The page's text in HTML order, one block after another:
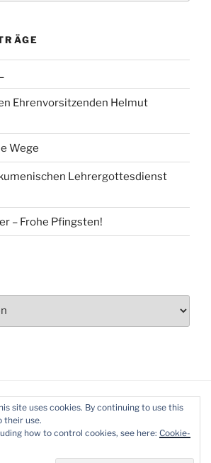
Ehrenvorsitzenden Helmut
Wege
Lehrergottesdienst
– Frohe Pfingsten!
site uses cookies. By continuing to use this
their use.
how to control cookies, see here: Cookie-